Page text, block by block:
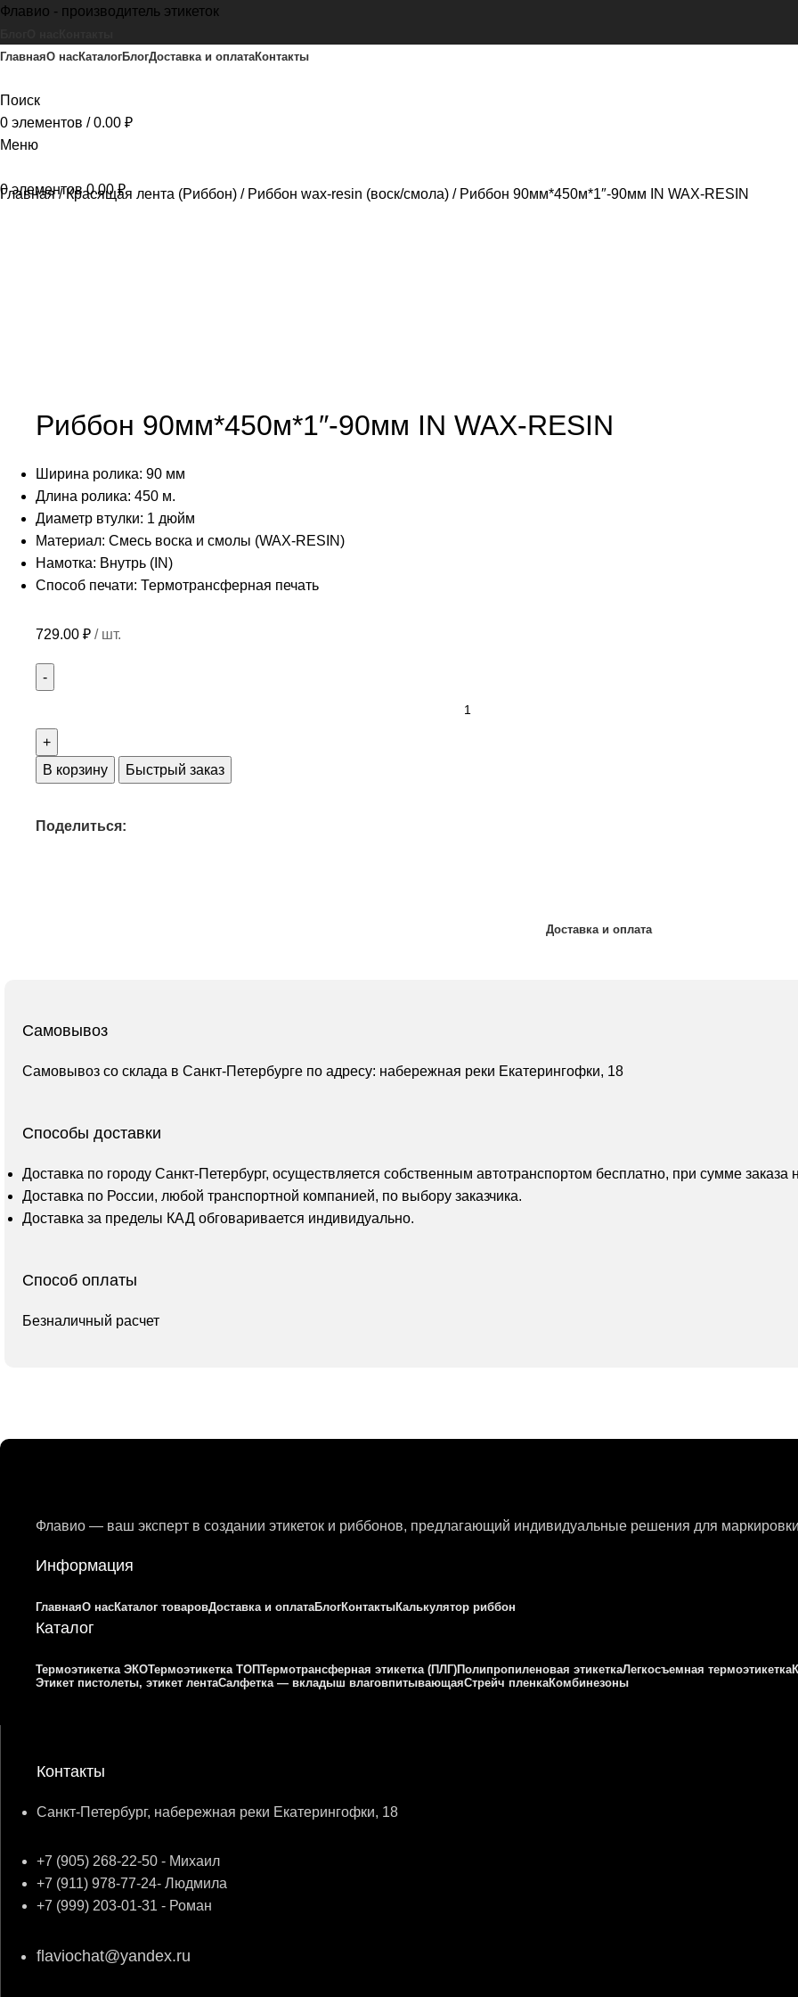
Флавио - производитель этикеток
ГлавнаяО насКаталогБлогДоставка и оплатаКонтакты
Поиск
0 элементов / 0.00 ₽
Меню
0элементов 0.00₽
Главная Красящая лента (Риббон) Риббон wax-resin (воск/смола) Риббон 90мм*450м*1″-90мм IN WAX-RESIN
Риббон 90мм*450м*1″-90мм IN WAX-RESIN
Ширина ролика: 90 мм
Длина ролика: 450 м.
Диаметр втулки: 1 дюйм
Материал: Смесь воска и смолы (WAX-RESIN)
Намотка: Внутрь (IN)
Способ печати: Термотрансферная печать
729.00 ₽ / шт.
В корзину Быстрый заказ
Поделиться:
Доставка и оплата
Самовывоз
Самовывоз со склада в Санкт-Петербурге по адресу: набережная реки Екатерингофки, 18
Способы доставки
Доставка по городу Санкт-Петербург, осуществляется собственным автотранспортом бесплатно, при сумме заказа
Доставка по России, любой транспортной компанией, по выбору заказчика.
Доставка за пределы КАД обговаривается индивидуально.
Способ оплаты
Безналичный расчет
Флавио — ваш эксперт в создании этикеток и риббонов, предлагающий индивидуальные решения для
Информация
ГлавнаяО насКаталог товаровДоставка и оплатаБлогКонтактыКалькулятор риббон
Каталог
Термоэтикетка ЭКОТермоэтикетка ТОПТермотрансферная этикетка (ПЛГ)Полипропиленовая этикеткаЛегкосъемная термоэтикетка
Этикет пистолеты, этикет лентаСалфетка — вкладыш влаговпитывающаяСтрейч пленкаКомбинезоны
Контакты
Санкт-Петербург, набережная реки Екатерингофки, 18
+7 (905) 268-22-50 - Михаил
+7 (911) 978-77-24- Людмила
+7 (999) 203-01-31 - Роман
flaviochat@yandex.ru